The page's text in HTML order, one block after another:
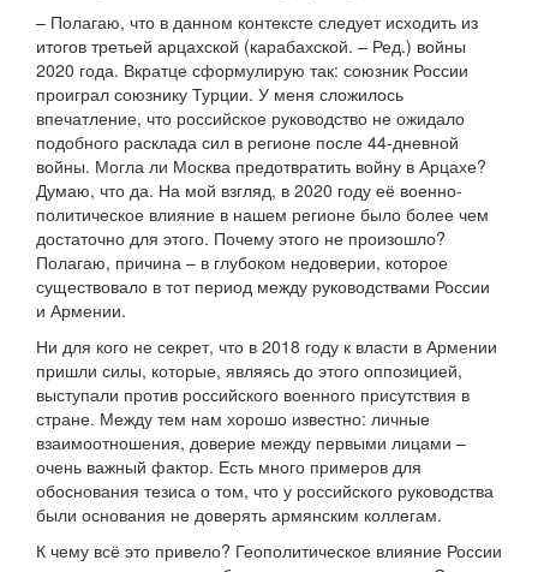
– Полагаю, что в данном контексте следует исходить из
итогов третьей арцахской (карабахской. – Ред.) войны
2020 года. Вкратце сформулирую так: союзник России
проиграл союзнику Турции. У меня сложилось
впечатление, что российское руководство не ожидало
подобного расклада сил в регионе после 44-дневной
войны. Могла ли Москва предотвратить войну в Арцахе?
Думаю, что да. На мой взгляд, в 2020 году её военно-
политическое влияние в нашем регионе было более чем
достаточно для этого. Почему этого не произошло?
Полагаю, причина – в глубоком недоверии, которое
существовало в тот период между руководствами России
и Армении.
Ни для кого не секрет, что в 2018 году к власти в Армении
пришли силы, которые, являясь до этого оппозицией,
выступали против российского военного присутствия в
стране. Между тем нам хорошо известно: личные
взаимоотношения, доверие между первыми лицами –
очень важный фактор. Есть много примеров для
обоснования тезиса о том, что у российского руководства
были основания не доверять армянским коллегам.
К чему всё это привело? Геополитическое влияние России